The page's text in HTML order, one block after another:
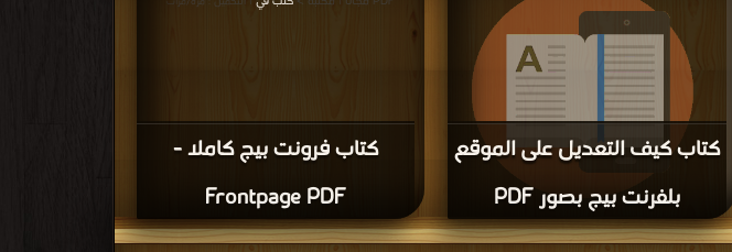
كتاب فرونت بيج كاملا -
Frontpage PDF
كتاب كيف التعديل على الموقع
بلفرنت بيج بصور PDF
قراءة و تحميل كتاب كتاب كيف التعديل على الموقع بلفرنت